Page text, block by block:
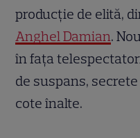
producție de elită,
Anghel Damian.
în fața
de suspans,
cote înalte.